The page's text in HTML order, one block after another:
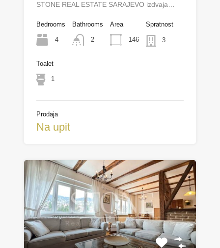
STONE REAL ESTATE SARAJEVO izdvaja…
Bedrooms
4
Bathrooms
2
Area
146
Spratnost
3
Toalet
1
Prodaja
Na upit